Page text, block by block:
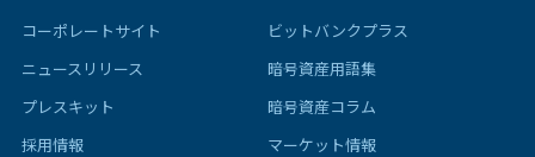
コーポレートサイト
ニュースリリース
プレスキット
採用情報
ビットバンクプラス
暗号資産用語集
暗号資産コラム
マーケット情報